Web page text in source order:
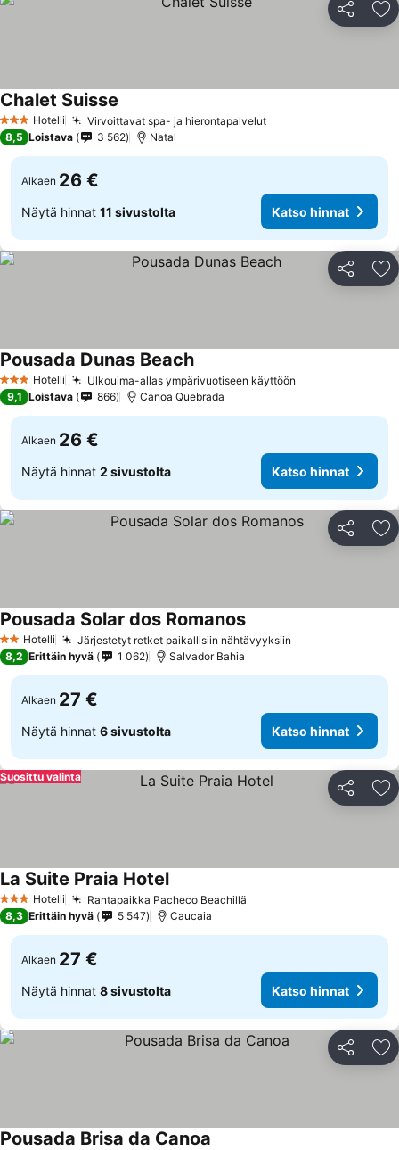
Jaa
3 Tähtiluokitus
Hotelli Virvoittavat spa- ja hierontapalvelut
Chalet Suisse
8,5 Loistava 3 562 Natal
Alkaen 26 €
Näytä hinnat 11 sivustolta Katso hinnat
Jaa
3 Tähtiluokitus
Hotelli Ulkouima-allas ympärivuotiseen käyttöön
Pousada Dunas Beach
9,1 Loistava 866 Canoa Quebrada
Alkaen 26 €
Näytä hinnat 2 sivustolta Katso hinnat
Jaa
2 Tähtiluokitus
Hotelli Järjestetyt retket paikallisiin nähtävyyksiin
Pousada Solar dos Romanos
8,2 Erittäin hyvä 1 062 Salvador Bahia
Alkaen 27 €
Näytä hinnat 6 sivustolta Katso hinnat
Jaa
Suosittu valinta
3 Tähtiluokitus
Hotelli Rantapaikka Pacheco Beachillä
La Suite Praia Hotel
8,3 Erittäin hyvä 5 547 Caucaia
Alkaen 27 €
Näytä hinnat 8 sivustolta Katso hinnat
Jaa
Pousada Brisa da Canoa